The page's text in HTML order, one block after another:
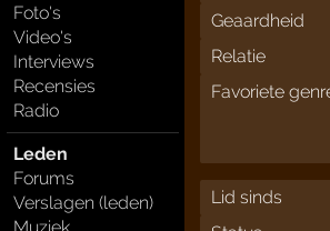
Foto's
Video's
Interviews
Recensies
Radio
Leden
Forums
Verslagen (leden)
Geaardheid
Relatie
Favoriete
Lid sinds